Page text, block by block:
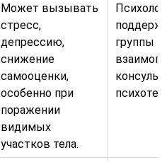
Может вызывать
стресс,
депрессию,
снижение
самооценки,
особенно при
поражении
видимых
участков тела.
группы